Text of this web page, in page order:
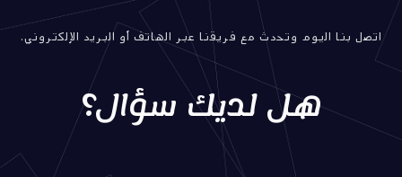
اتصل بنا اليوم وتحدث مع فريقنا عبر الهاتف أو البريد الإلكتروني.
هل لديك سؤال؟